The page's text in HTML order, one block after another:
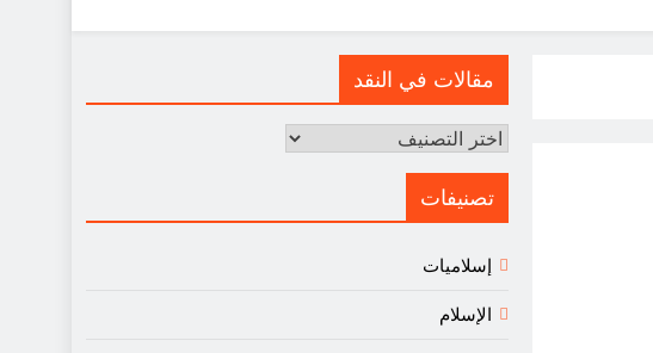
مقالات في النقد
مقالات
النقد
تصنيفات
إسلاميات
الإسلام